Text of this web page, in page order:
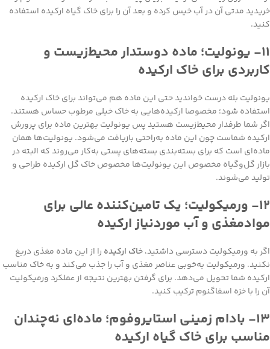
خریدید مدتی آن در آب خیس کرده و بعد آن را برای خاک گیاه ارکیده استفاده
کنید.
۱۱- یونولیت؛ ماده دوستدار محیط‌زیست و
کاربردی برای خاک ارکیده
یونولیت بله درست خواندید حتی این ماده هم می‌تواند برای خاک ارکیده
استفاده شود؛ مخصوصا ارکیده‌هایی به خاک خیلی مرطوب حساس هستند.
اگر شما طرفدار محیط‌زیست هستید پس یونولیت بهترین ماده برای پرورش
ارکیده شماست چون این ماده به‌راحتی بازیافت می‌شود. یونولیت‌ها همان
ماده‌ای است که برای بسته‌بندی بسته‌های پستی به‌کار می‌روند که البته در
بازار گل‌و‌گیاه مخصوص این یونولیت‌ها مخصوص خاک گل ارکیده طراحی و
تولید می‌شوند.
۱۲- ورمیکولیت؛ یک تامین‌کننده عالی برای
موادمغذی و آب موردنیاز ارکیده
اگر به ورمیکولیت دسترسی داشتید،خاک ارکیده را از این ماده مغذی دریغ
نکنید. ورمیکولیت به‌خوبی عناصر مغذی و آب را جذب می‌کند و به خاک مناسب
ارکیده شما تحویل می‌دهد. برای گرفتن بهترین نتیجه از عملکرد ورمیکولیت
آن را با خزه اسفاگنوم ترکیب کنید.
۱۳- بادام زمینی استایروفوم؛ ماده‌ای نه‌چندان
مناسب برای خاک گیاه ارکیده